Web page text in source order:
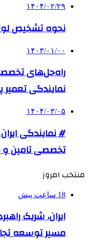
۱۴۰۴/۰۲/۲۹
نحوه تشخیص
۱۴۰۳/۰۱/۰۰
راه‌حل‌های
نمایندگی تعمیر
۱۴۰۴/۰۳/۰۵
# نمایندگی
تخصصی تامین
منتخب امروز
18 ساعت پیش
ایران، شریک
مسیر توسعه